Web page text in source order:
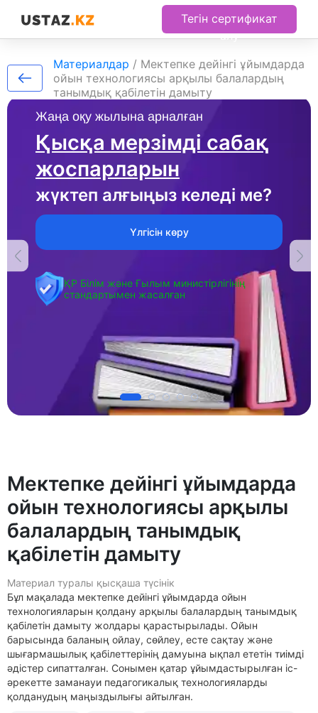
Тегін сертификат
алу
Жаңа оқу жылына арналған
Қысқа мерзімді сабақ
жоспарларын
жүктеп алғыңыз келеді ме?
Үлгісін көру
ҚР Білім және Ғылым министірлігінің
стандартымен жасалған
Материалдар / Мектепке дейінгі ұйымдарда
ойын технологиясы арқылы балалардың
танымдық қабілетін дамыту
Мектепке дейінгі ұйымдарда
ойын технологиясы арқылы
балалардың танымдық
қабілетін дамыту
Материал туралы қысқаша түсінік
Бұл мақалада мектепке дейінгі ұйымдарда ойын
технологияларын қолдану арқылы балалардың танымдық
қабілетін дамыту жолдары қарастырылады. Ойын
барысында баланың ойлау, сөйлеу, есте сақтау және
шығармашылық қабілеттерінің дамуына ықпал ететін тиімді
әдістер сипатталған. Сонымен қатар ұйымдастырылған іс-
әрекетте заманауи педагогикалық технологияларды
қолданудың маңыздылығы айтылған.